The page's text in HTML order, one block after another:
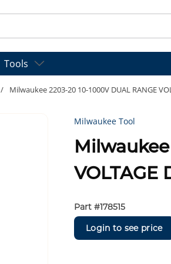
Tools
/ Milwaukee 2203-20 10-1000V DUAL RANGE
Milwaukee Tool
Milwaukee
VOLTAGE
Part #178515
Login to see price